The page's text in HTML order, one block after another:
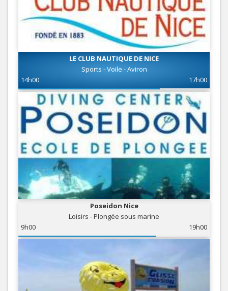
LE CLUB NAUTIQUE DE NICE
Sports - Voile - Aviron
14h00
17h00
Poseidon Nice
Loisirs - Plongée sous marine
9h00
19h00